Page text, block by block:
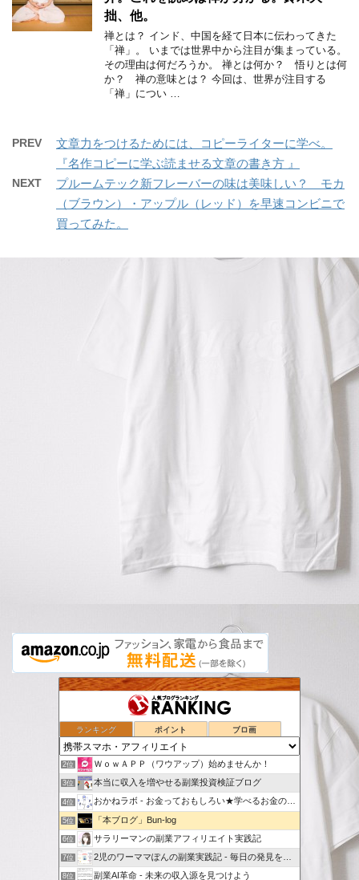
拙、他。
禅とは？ インド、中国を経て日本に伝わってきた
「禅」。 いまでは世界中から注目が集まっている。
その理由は何だろうか。 禅とは何か？ 悟りとは何
か？ 禅の意味とは？ 今回は、世界が注目する
「禅」につい …
PREV
文章力をつけるためには、コピーライターに学べ。
『名作コピーに学ぶ読ませる文章の書き方 』
NEXT
プルームテック新フレーバーの味は美味しい？ モカ
（ブラウン）・アップル（レッド）を早速コンビニで
買ってみた。
ランキング ポイント ブロ画
1位 スマホでポイ活
2位 ＷｏｗＡＰＰ（ワウアップ）始めませんか！
3位 本当に収入を増やせる副業投資検証ブログ
4位 おかねラボ - お金っておもしろい★学べるお金の勉強ブログ
5位 「本ブログ」Bun-log
6位 サラリーマンの副業アフィリエイト実践記
7位 2児のワーママぽんの副業実践記 - 毎日の発見を記録していく
8位 副業AI革命 - 未来の収入源を見つけよう